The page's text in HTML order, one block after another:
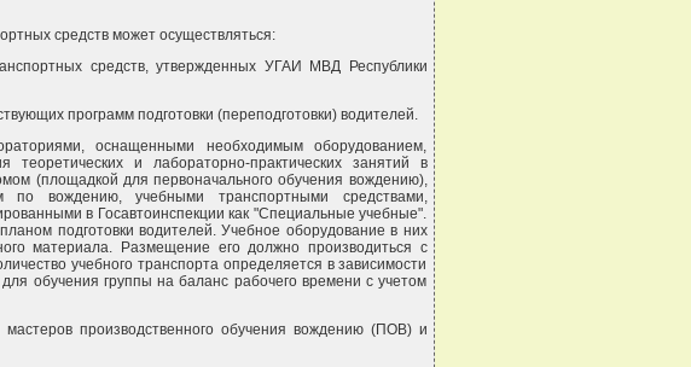
средств может осуществляться:
средств, утвержденных УГАИ МВД Республики
программ подготовки (переподготовки) водителей.
оснащенными необходимым оборудованием,
и лабораторно-практических занятий в
(площадкой для первоначального обучения вождению),
по вождению, учебными транспортными средствами,
в Госавтоинспекции как "Специальные учебные".
подготовки водителей. Учебное оборудование в них
материала. Размещение его должно производиться с
учебного транспорта определяется в зависимости
обучения группы на баланс рабочего времени с учетом
производственного обучения вождению (ПОВ) и